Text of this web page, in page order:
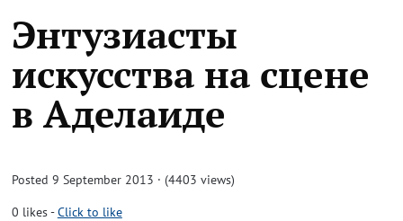
Энтузиасты
искусства на сцене
в Аделаиде
Posted 9 September 2013 · (4403 views)
0 likes-Click to like